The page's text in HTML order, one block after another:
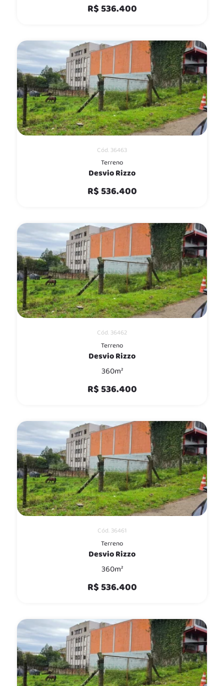
R$ 536.400
Cód. 36463
Terreno
Desvio Rizzo
R$ 536.400
Cód. 36462
Terreno
Desvio Rizzo
360m²
R$ 536.400
Cód. 36461
Terreno
Desvio Rizzo
360m²
R$ 536.400